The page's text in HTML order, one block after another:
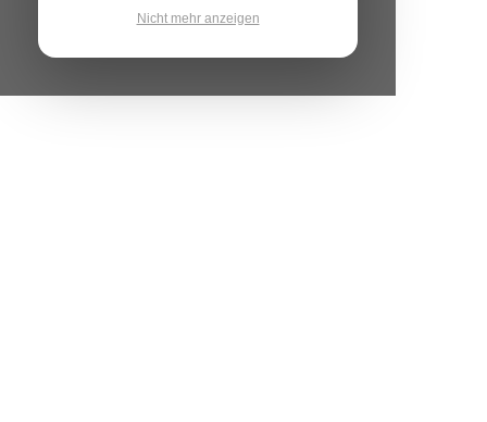
Nicht mehr anzeigen